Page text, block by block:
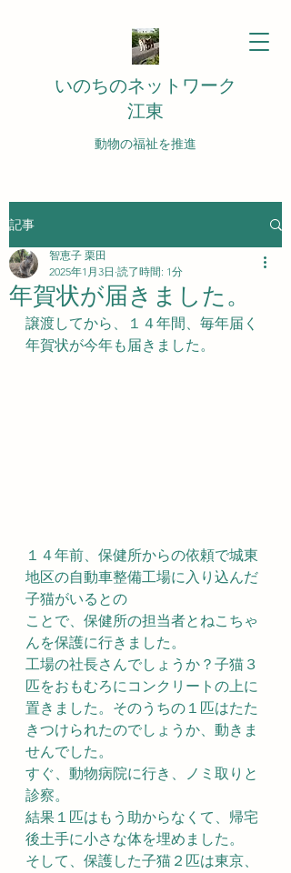
いのちのネットワーク
江東
動物の福祉を推進
記事
年賀状が届きました。
智恵子 栗田
2025年1月3日 読了時間: 1分
譲渡してから、１４年間、毎年届く
年賀状が今年も届きました。
１４年前、保健所からの依頼で城東
地区の自動車整備工場に入り込んだ
子猫がいるとの
ことで、保健所の担当者とねこちゃ
んを保護に行きました。
工場の社長さんでしょうか？子猫３
匹をおもむろにコンクリートの上に
置きました。そのうちの１匹はたた
きつけられたのでしょうか、動きま
せんでした。
すぐ、動物病院に行き、ノミ取りと
診察。
結果１匹はもう助からなくて、帰宅
後土手に小さな体を埋めました。
そして、保護した子猫２匹は東京、